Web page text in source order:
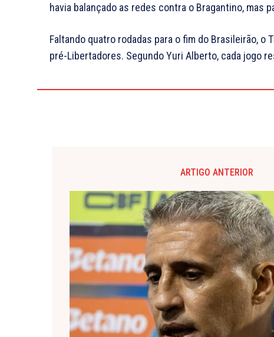
havia balançado as redes contra o Bragantino, mas
Faltando quatro rodadas para o fim do Brasileirão, o
pré-Libertadores. Segundo Yuri Alberto, cada jogo
ARTIGO ANTERIOR